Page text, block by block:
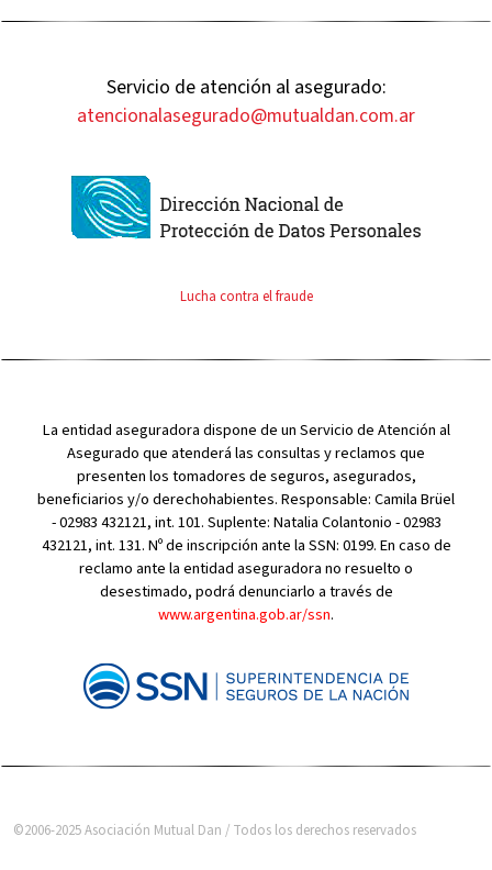
Servicio de atención al asegurado:
atencionalasegurado@mutualdan.com.ar
Lucha contra el fraude
La entidad aseguradora dispone de un Servicio de Atención al
Asegurado que atenderá las consultas y reclamos que
presenten los tomadores de seguros, asegurados,
beneficiarios y/o derechohabientes. Responsable: Camila Brüel
- 02983 432121, int. 101. Suplente: Natalia Colantonio - 02983
432121, int. 131. Nº de inscripción ante la SSN: 0199. En caso de
reclamo ante la entidad aseguradora no resuelto o
desestimado, podrá denunciarlo a través de
www.argentina.gob.ar/ssn.
©2006-2025 Asociación Mutual Dan / Todos los derechos reservados